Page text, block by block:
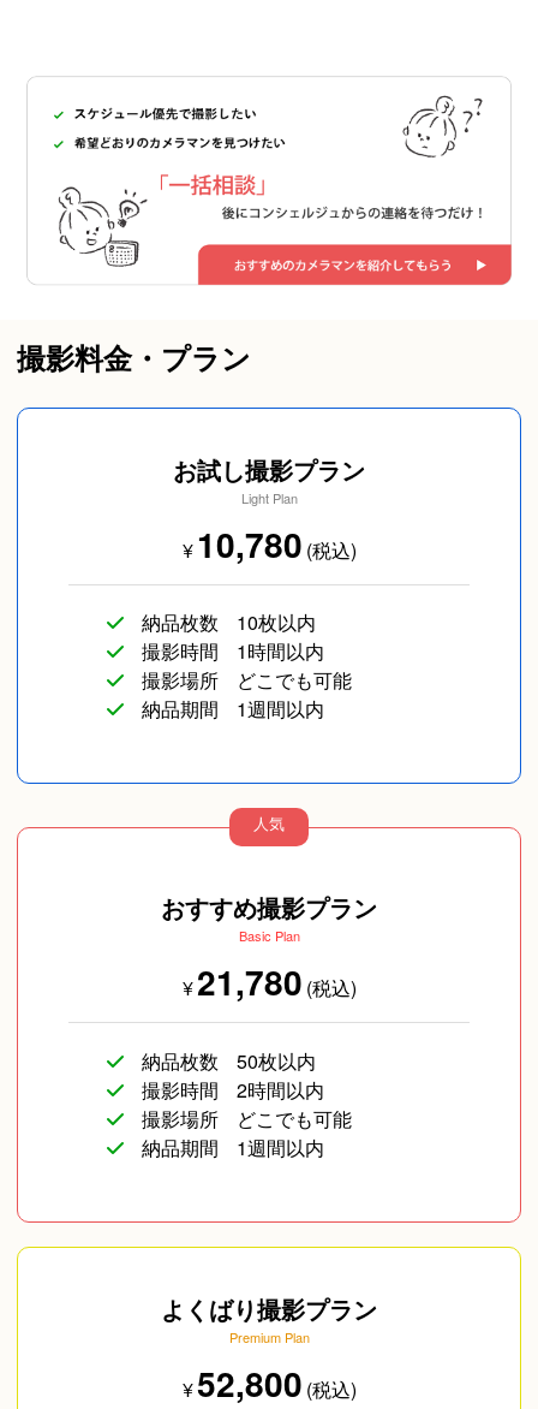
撮影料金・プラン
お試し撮影プラン
Light Plan
¥10,780 (税込)
納品枚数
10枚以内
撮影時間
1時間以内
撮影場所
どこでも可能
納品期間
1週間以内
人気
おすすめ撮影プラン
Basic Plan
¥21,780 (税込)
納品枚数
50枚以内
撮影時間
2時間以内
撮影場所
どこでも可能
納品期間
1週間以内
よくばり撮影プラン
Premium Plan
¥52,800 (税込)